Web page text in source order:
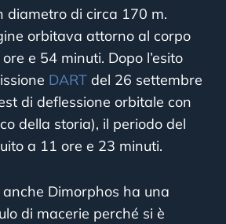
diametro di circa 170 m.
orbitava attorno al corpo
e 54 minuti. Dopo l’esito
DART del 26 settembre
di deflessione orbitale con
della storia), il periodo del
a 11 ore e 23 minuti.
anche Dimorphos ha una
di macerie perché si è